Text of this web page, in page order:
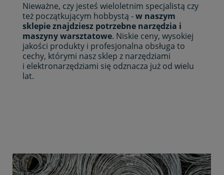
Nieważne, czy jesteś wieloletnim specjalistą czy
też początkującym hobbystą -w naszym
sklepie znajdziesz potrzebne narzędzia i
maszyny warsztatowe. Niskie ceny, wysokiej
jakości produkty i profesjonalna obsługa to
cechy, którymi nasz sklep z narzędziami
i elektronarzędziami się odznacza już od wielu
lat.